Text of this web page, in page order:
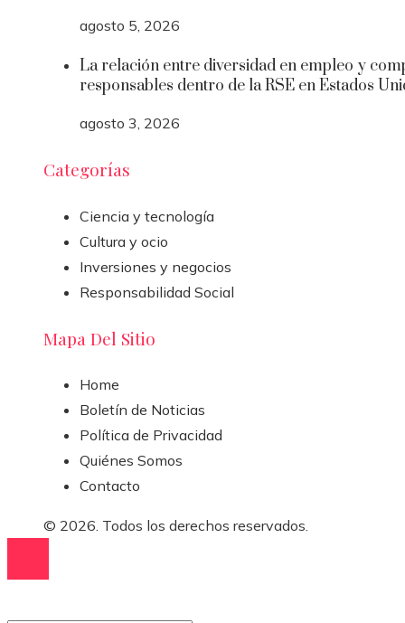
agosto 5, 2026
La relación entre diversidad en empleo y
responsables dentro de la RSE en Estados
agosto 3, 2026
Categorías
Ciencia y tecnología
Cultura y ocio
Inversiones y negocios
Responsabilidad Social
Mapa Del Sitio
Home
Boletín de Noticias
Política de Privacidad
Quiénes Somos
Contacto
© 2026. Todos los derechos reservados.